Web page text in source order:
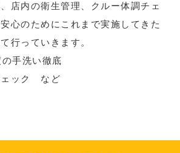
店内の衛生管理、クルー体調チェ
心のためにこれまで実施してきた
行っていきます。
の手洗い徹底
ェック など